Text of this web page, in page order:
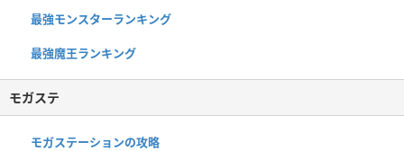
最強モンスターランキング
最強魔王ランキング
モガステ
モガステーションの攻略